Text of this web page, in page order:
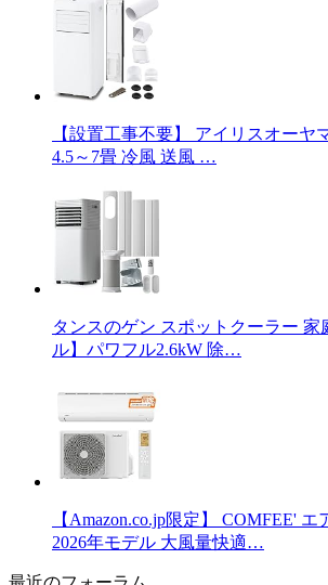
【設置工事不要】 アイリスオーヤ
4.5～7畳 冷風 送風 …
タンスのゲン スポットクーラー
ル】パワフル2.6kW 除…
【Amazon.co.jp限定】 COMFEE'
2026年モデル 大風量快適…